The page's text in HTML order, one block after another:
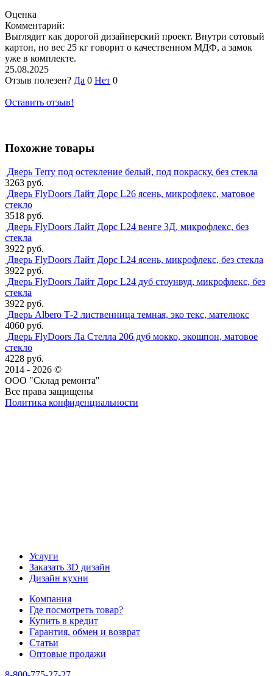
Оценка
Комментарий:
Выглядит как дорогой дизайнерский проект. Внутри сотовый
картон, но вес 25 кг говорит о качественном МДФ, а замок
уже в комплекте.
25.08.2025
Отзыв полезен? Да 0 Нет 0
Оставить отзыв!
Похожие товары
Дверь Terry под остекление белый, под покраску, без стекла
3263 руб.
Дверь FlyDoors Лайт Дорс L26 ясень, микрофлекс, матовое
стекло
3518 руб.
Дверь FlyDoors Лайт Дорс L24 венге 3Д, микрофлекс, без
стекла
3922 руб.
Дверь FlyDoors Лайт Дорс L24 ясень, микрофлекс, без стекла
3922 руб.
Дверь FlyDoors Лайт Дорс L24 дуб стоунвуд, микрофлекс, без
стекла
3922 руб.
Дверь Albero Т-2 лиственница темная, эко текс, мателюкс
4060 руб.
Дверь FlyDoors Ла Стелла 206 дуб мокко, экошпон, матовое
стекло
4228 руб.
2014 - 2026 ©
ООО "Склад ремонта"
Все права защищены
Политика конфиденциальности
Услуги
Заказать 3D дизайн
Дизайн кухни
Компания
Где посмотреть товар?
Купить в кредит
Гарантия, обмен и возврат
Статьи
Оптовые продажи